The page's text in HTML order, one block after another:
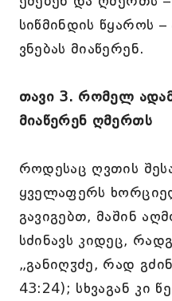
სიწმინდის წყაროს
ვნებას მიაწერენ.
თავი 3. რომელ
მიაწერენ ღმერთს
როდესაც ღვთის
ყველაფერს
გავიგებთ, მაშინ
სძინავს კიდეც,
„განიღჳძე, რად
43:24); სხვაგან კი